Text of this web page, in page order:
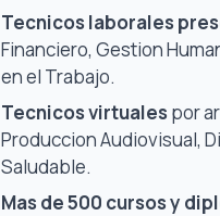
Tecnicos laborales
Financiero, Gestion
en el Trabajo.
Tecnicos virtuales por
Produccion Audiovisual,
Saludable.
Mas de 500 cursos y